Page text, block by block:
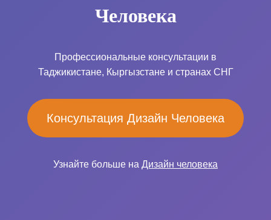
Человека
Профессиональные консультации в
Таджикистане, Кыргызстане и странах СНГ
Консультация Дизайн Человека
Узнайте больше на Дизайн человека